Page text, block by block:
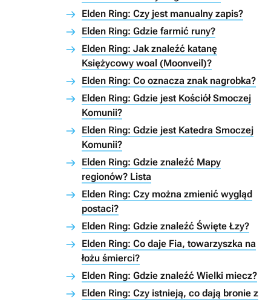
Elden Ring: Czy jest manualny zapis?
Elden Ring: Gdzie farmić runy?
Elden Ring: Jak znaleźć katanę
Księżycowy woal (Moonveil)?
Elden Ring: Co oznacza znak nagrobka?
Elden Ring: Gdzie jest Kościół Smoczej
Komunii?
Elden Ring: Gdzie jest Katedra Smoczej
Komunii?
Elden Ring: Gdzie znaleźć Mapy
regionów? Lista
Elden Ring: Czy można zmienić wygląd
postaci?
Elden Ring: Gdzie znaleźć Święte Łzy?
Elden Ring: Co daje Fia, towarzyszka na
łożu śmierci?
Elden Ring: Gdzie znaleźć Wielki miecz?
Elden Ring: Czy istnieją, co dają bronie z